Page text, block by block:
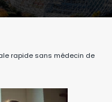
rapide sans médecin de